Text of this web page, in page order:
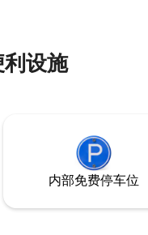
设施
内部免费停车位